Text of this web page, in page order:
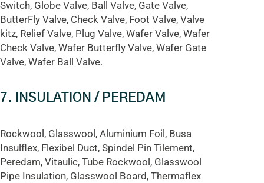
Switch, Globe Valve, Ball Valve, Gate Valve,
ButterFly Valve, Check Valve, Foot Valve, Valve
kitz, Relief Valve, Plug Valve, Wafer Valve, Wafer
Check Valve, Wafer Butterfly Valve, Wafer Gate
Valve, Wafer Ball Valve.
7. INSULATION / PEREDAM
Rockwool, Glasswool, Aluminium Foil, Busa
Insulflex, Flexibel Duct, Spindel Pin Tilement,
Peredam, Vitaulic, Tube Rockwool, Glasswool
Pipe Insulation, Glasswool Board, Thermaflex